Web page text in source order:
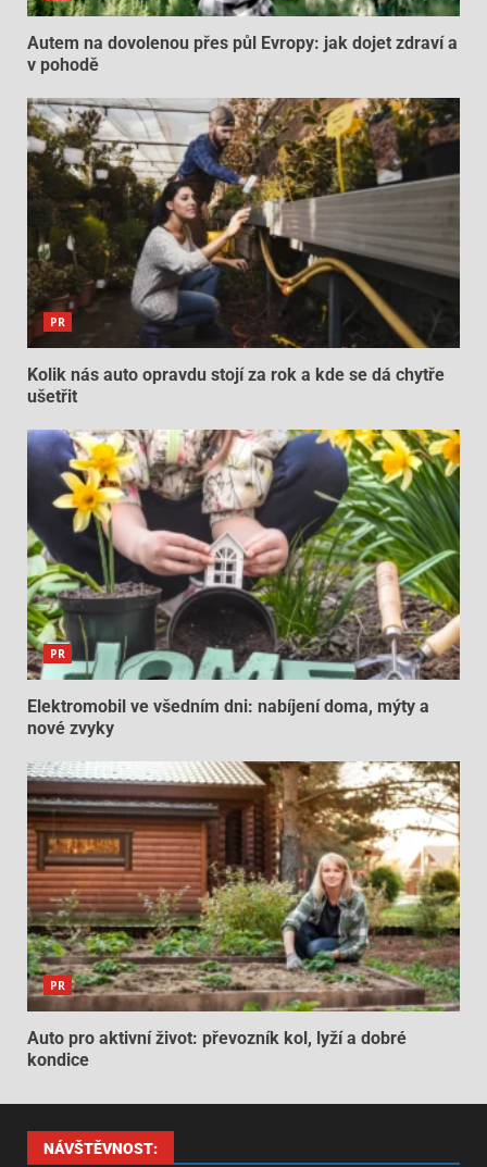
Autem na dovolenou přes půl Evropy: jak dojet zdraví a
v pohodě
PR
Kolik nás auto opravdu stojí za rok a kde se dá chytře
ušetřit
PR
Elektromobil ve všedním dni: nabíjení doma, mýty a
nové zvyky
PR
Auto pro aktivní život: převozník kol, lyží a dobré
kondice
NÁVŠTĚVNOST: